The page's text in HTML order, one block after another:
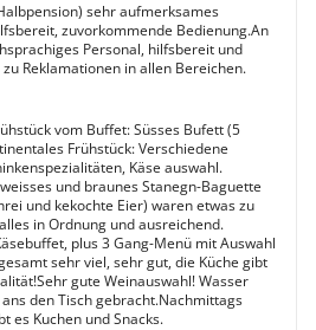
sehr aufmerksames
zuvorkommende Bedienung.An
Personal, hilfsbereit und
Reklamationen in allen Bereichen.
vom Buffet: Süsses Bufett (5
Frühstück: Verschiedene
Käse auswahl.
und braunes Stanegn-Baguette
und kekochte Eier) waren etwas zu
in Ordnung und ausreichend.
plus 3 Gang-Menü mit Auswahl
sehr viel, sehr gut, die Küche gibt
gute Weinauswahl! Wasser
den Tisch gebracht.Nachmittags
es Kuchen und Snacks.